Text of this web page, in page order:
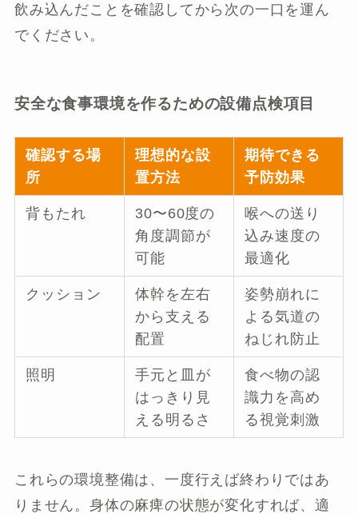
飲み込んだことを確認してから次の一口を運ん
でください。
安全な食事環境を作るための設備点検項目
確認する場
所
理想的な設
置方法
期待できる
予防効果
背もたれ
30〜60度の
角度調節が
可能
喉への送り
込み速度の
最適化
クッション
体幹を左右
から支える
配置
姿勢崩れに
よる気道の
ねじれ防止
照明
手元と皿が
はっきり見
える明るさ
食べ物の認
識力を高め
る視覚刺激
これらの環境整備は、一度行えば終わりではあ
りません。身体の麻痺の状態が変化すれば、適